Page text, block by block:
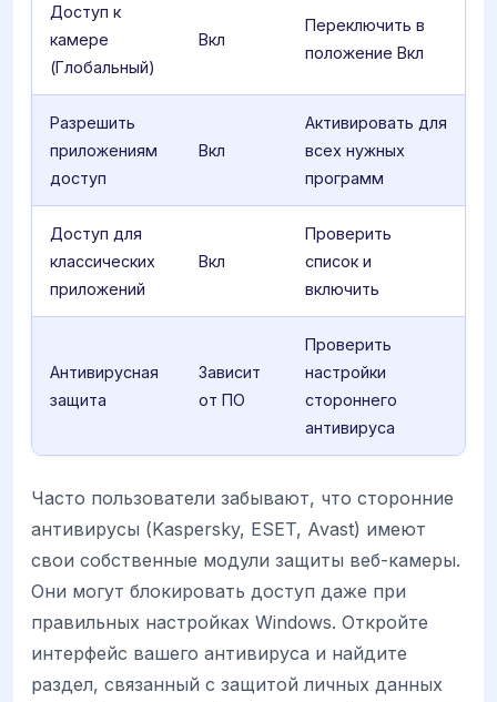
Доступ к
камере
(Глобальный)
Вкл
Переключить в
положение Вкл
Разрешить
приложениям
доступ
Вкл
Активировать для
всех нужных
программ
Доступ для
классических
приложений
Вкл
Проверить
список и
включить
Антивирусная
защита
Зависит
от ПО
Проверить
настройки
стороннего
антивируса
Часто пользователи забывают, что сторонние
антивирусы (Kaspersky, ESET, Avast) имеют
свои собственные модули защиты веб-камеры.
Они могут блокировать доступ даже при
правильных настройках Windows. Откройте
интерфейс вашего антивируса и найдите
раздел, связанный с защитой личных данных